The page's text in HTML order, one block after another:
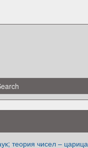
теория чисел – царица